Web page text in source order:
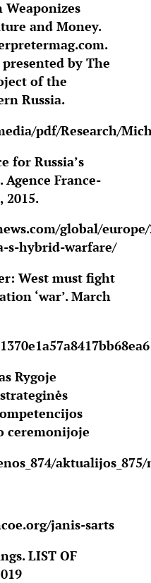
and Money.
by The
of the
Russia.
pdf/Research/
for Russia’s
Agence France-
2015.
global/
s-hybrid-warfare/
West must fight
‘war’. March
Rygoje
ceremonijoje
aktualijos_875/
janis-sarts
LIST OF